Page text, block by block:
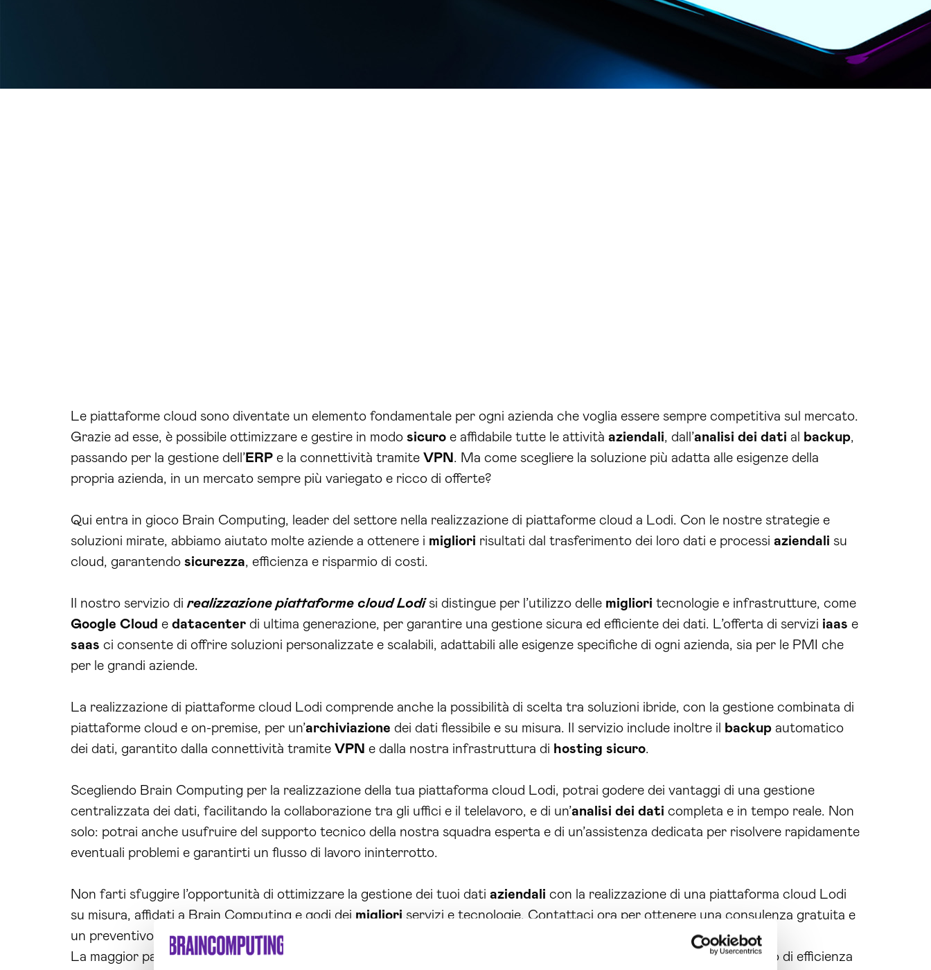
Le piattaforme cloud sono diventate un elemento fondamentale per ogni azienda che voglia essere sempre competitiva sul mercato.
Grazie ad esse, è possibile ottimizzare e gestire in modo sicuro e affidabile tutte le attività aziendali, dall’analisi dei dati al backup,
passando per la gestione dell’ ERP e la connettività tramite VPN . Ma come scegliere la soluzione più adatta alle esigenze della
propria azienda, in un mercato sempre più variegato e ricco di offerte?
Qui entra in gioco Brain Computing, leader del settore nella realizzazione di piattaforme cloud a Lodi. Con le nostre strategie e
soluzioni mirate, abbiamo aiutato molte aziende a ottenere i migliori risultati dal trasferimento dei loro dati e processi aziendali su
cloud, garantendo sicurezza, efficienza e risparmio di costi.
Il nostro servizio direalizzazione piattaforme cloud Lodisi distingue per l’utilizzo delle migliori tecnologie e infrastrutture, come
Google Cloud e datacenter di ultima generazione, per garantire una gestione sicura ed efficiente dei dati. L’offerta di servizi iaas e
saas ci consente di offrire soluzioni personalizzate e scalabili, adattabili alle esigenze specifiche di ogni azienda, sia per le PMI che
per le grandi aziende.
La realizzazione di piattaforme cloud Lodi comprende anche la possibilità di scelta tra soluzioni ibride, con la gestione combinata di
piattaforme cloud e on-premise, per un’archiviazione dei dati flessibile e su misura. Il servizio include inoltre il backup automatico
dei dati, garantito dalla connettività tramite VPN e dalla nostra infrastruttura di hosting sicuro.
Scegliendo Brain Computing per la realizzazione della tua piattaforma cloud Lodi, potrai godere dei vantaggi di una gestione
centralizzata dei dati, facilitando la collaborazione tra gli uffici e il telelavoro, e di un’analisi dei dati completa e in tempo reale. Non
solo: potrai anche usufruire del supporto tecnico della nostra squadra esperta e di un’assistenza dedicata per risolvere rapidamente
eventuali problemi e garantirti un flusso di lavoro ininterrotto.
Non farti sfuggire l’opportunità di ottimizzare la gestione dei tuoi dati aziendali con la realizzazione di una piattaforma cloud Lodi
su misura, affidati a Brain Computing e godi dei migliori servizi e tecnologie. Contattaci ora per ottenere una consulenza gratuita e
un preventivo personalizzato!
La maggior parte delle aziende che si affidano a piattaforme cloud Lodi inizialmente notano un significativo incremento di efficienza